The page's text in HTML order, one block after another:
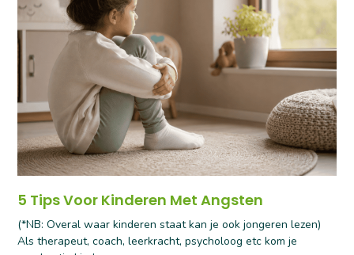
5 Tips Voor Kinderen Met Angsten
(*NB: Overal waar kinderen staat kan je ook jongeren lezen)
Als therapeut, coach, leerkracht, psycholoog etc kom je